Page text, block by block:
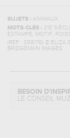
SUJETS : ANIMAUX
MOTS-CLÉS : 21E
ESTAMPE, MOTIF,
(REF : 359176) © ELIZA
BRIDGEMAN IMAGES
BESOIN
LE CONSEIL